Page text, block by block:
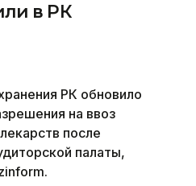
в РК
РК обновило
на ввоз
после
палаты,